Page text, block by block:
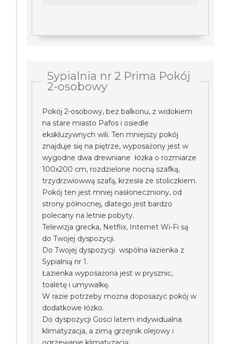
Sypialnia nr 2 Prima Pokój
2-osobowy
Pokój 2-osobowy, bez balkonu, z widokiem
na stare miasto Pafos i osiedle
ekskluzywnych wili. Ten mniejszy pokój
znajduje się na piętrze, wyposażony jest w
wygodne dwa drewniane łóżka o rozmiarze
100x200 cm, rozdzielone nocną szafką,
trzydrzwiowwą szafą, krzesła ze stoliczkiem.
Pokój ten jest mniej nasłoneczniony, od
strony północnej, dlatego jest bardzo
polecany na letnie pobyty.
Telewizja grecka, Netflix, Internet Wi-Fi są
do Twojej dyspozycji.
Do Twojej dyspozycji wspólna łazienka z
Sypialnią nr 1.
Łazienka wyposażona jest w prysznic,
toaletę i umywalkę.
W razie potrzeby można doposażyć pokój w
dodatkowe łóżko.
Do dyspozycji Gości latem indywidualna
klimatyzacja, a zimą grzejnik olejowy i